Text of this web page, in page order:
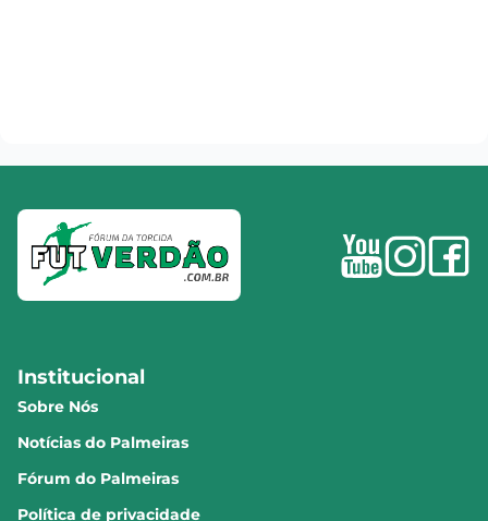
Institucional
Sobre Nós
Notícias do Palmeiras
Fórum do Palmeiras
Política de privacidade